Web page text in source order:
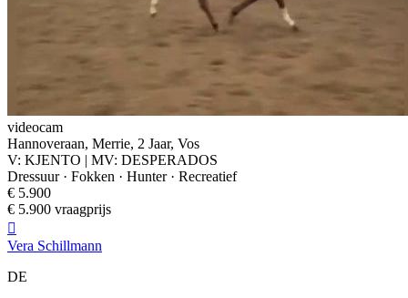
videocam
Hannoveraan, Merrie, 2 Jaar, Vos
V: KJENTO | MV: DESPERADOS
Dressuur · Fokken · Hunter · Recreatief
€ 5.900
€ 5.900 vraagprijs

Vera Schillmann
DE